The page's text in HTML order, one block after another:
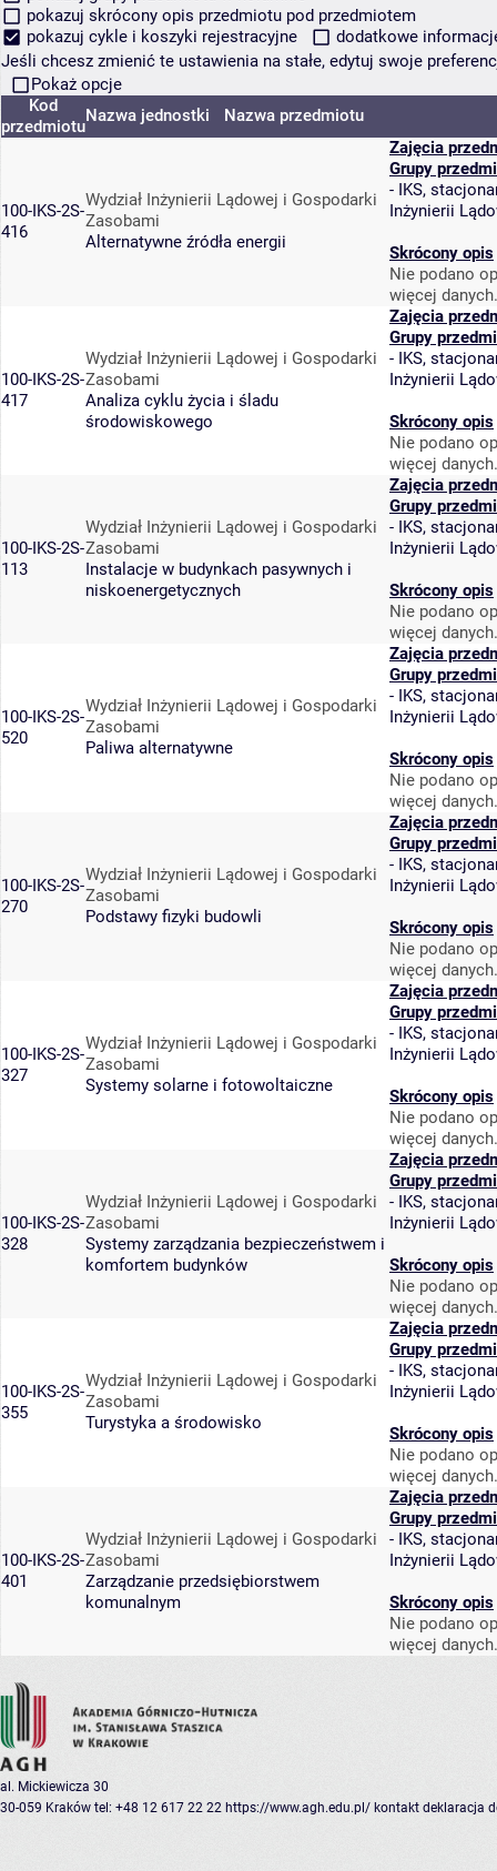
pokazuj skrócony opis przedmiotu pod przedmiotem
pokazuj cykle i koszyki rejestracyjne
dodatkowe
Jeśli chcesz zmienić te ustawienia na stałe, edytuj swoje
Pokaż opcje
Kod
przedmiotu
Nazwa jednostki Nazwa przedmiotu
100-IKS-2S-
416
Wydział Inżynierii Lądowej i Gospodarki
Zasobami
Alternatywne źródła energii
Zajęcia
Grupy
- IKS,
Inżynierii
Skrócony opis
Nie podano
więcej danych.
100-IKS-2S-
417
Wydział Inżynierii Lądowej i Gospodarki
Zasobami
Analiza cyklu życia i śladu
środowiskowego
Zajęcia
Grupy
- IKS,
Inżynierii
Skrócony opis
Nie podano
więcej danych.
100-IKS-2S-
113
Wydział Inżynierii Lądowej i Gospodarki
Zasobami
Instalacje w budynkach pasywnych i
niskoenergetycznych
Zajęcia
Grupy
- IKS,
Inżynierii
Skrócony opis
Nie podano
więcej danych.
100-IKS-2S-
520
Wydział Inżynierii Lądowej i Gospodarki
Zasobami
Paliwa alternatywne
Zajęcia
Grupy
- IKS,
Inżynierii
Skrócony opis
Nie podano
więcej danych.
100-IKS-2S-
270
Wydział Inżynierii Lądowej i Gospodarki
Zasobami
Podstawy fizyki budowli
Zajęcia
Grupy
- IKS,
Inżynierii
Skrócony opis
Nie podano
więcej danych.
100-IKS-2S-
327
Wydział Inżynierii Lądowej i Gospodarki
Zasobami
Systemy solarne i fotowoltaiczne
Zajęcia
Grupy
- IKS,
Inżynierii
Skrócony opis
Nie podano
więcej danych.
100-IKS-2S-
328
Wydział Inżynierii Lądowej i Gospodarki
Zasobami
Systemy zarządzania bezpieczeństwem i
komfortem budynków
Zajęcia
Grupy
- IKS,
Inżynierii
Skrócony opis
Nie podano
więcej danych.
100-IKS-2S-
355
Wydział Inżynierii Lądowej i Gospodarki
Zasobami
Turystyka a środowisko
Zajęcia
Grupy
- IKS,
Inżynierii
Skrócony opis
Nie podano
więcej danych.
100-IKS-2S-
401
Wydział Inżynierii Lądowej i Gospodarki
Zasobami
Zarządzanie przedsiębiorstwem
komunalnym
Zajęcia
Grupy
- IKS,
Inżynierii
Skrócony opis
Nie podano
więcej danych.
al. Mickiewicza 30
30-059 Kraków tel: +48 12 617 22 22 https://www.agh.edu.pl/ kontakt deklaracja